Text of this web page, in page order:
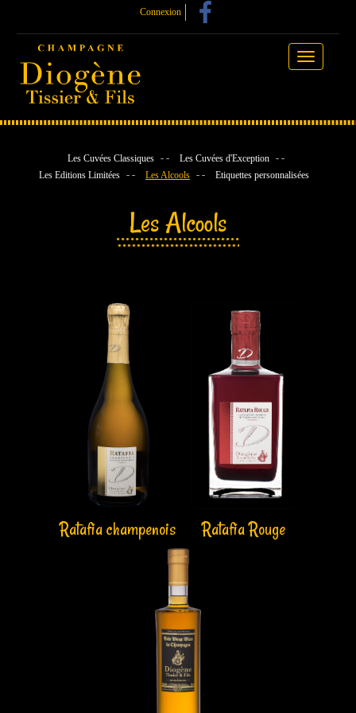
Connexion
Toggle
Les Cuvées Classiques
Les Cuvées d'Exception
Les Editions Limitées
Les Alcools Etiquettes personnalisées
Les Alcools
Ratafia champenois Ratafia Rouge